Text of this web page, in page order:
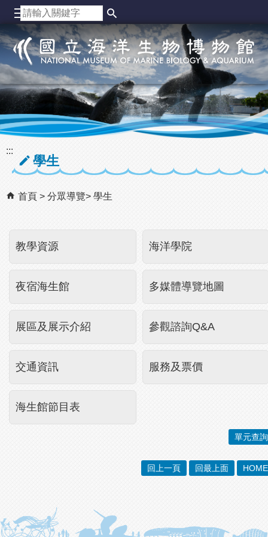
跳到主要內容區塊
:::
學生
首頁 分眾導覽 學生
教學資源 海洋學院
夜宿海生館 多媒體導覽地圖
展區及展示介紹 參觀諮詢Q&A
交通資訊 服務及票價
海生館節目表
單元查詢
回上一頁 回最上面 HOME